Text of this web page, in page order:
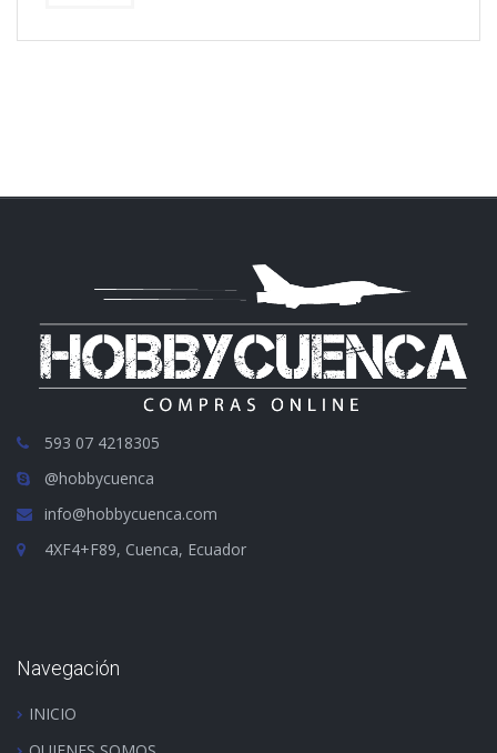
593 07 4218305
@hobbycuenca
info@hobbycuenca.com
4XF4+F89, Cuenca, Ecuador
Navegación
INICIO